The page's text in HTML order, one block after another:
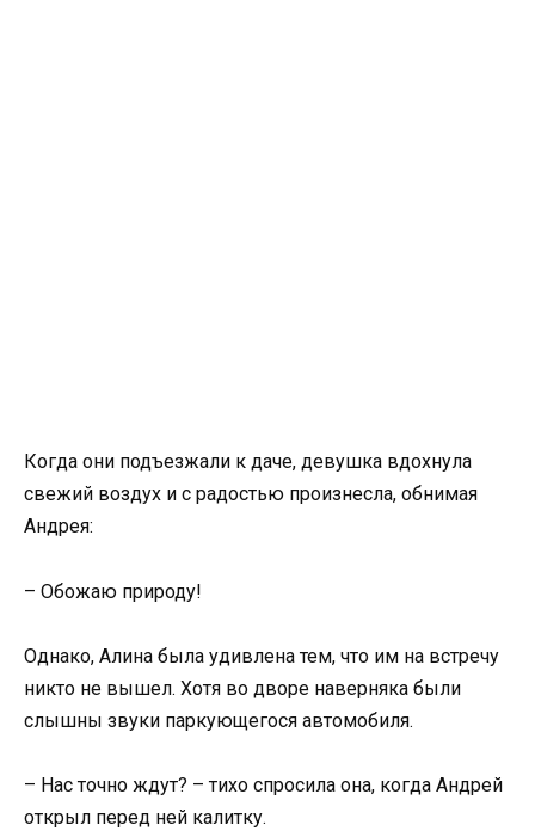
Когда они подъезжали к даче, девушка вдохнула
свежий воздух и с радостью произнесла, обнимая
Андрея:
– Обожаю природу!
Однако, Алина была удивлена тем, что им на встречу
никто не вышел. Хотя во дворе наверняка были
слышны звуки паркующегося автомобиля.
– Нас точно ждут? – тихо спросила она, когда Андрей
открыл перед ней калитку.